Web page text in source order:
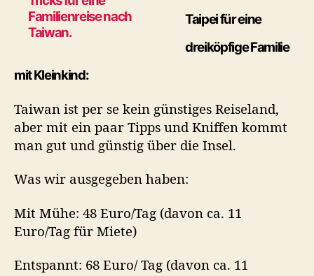
Taipei für eine
dreiköpfige Familie
mit Kleinkind:
Taiwan ist per se kein günstiges Reiseland,
aber mit ein paar Tipps und Kniffen kommt
man gut und günstig über die Insel.
Was wir ausgegeben haben:
Mit Mühe: 48 Euro/Tag (davon ca. 11
Euro/Tag für Miete)
Entspannt: 68 Euro/ Tag (davon ca. 11